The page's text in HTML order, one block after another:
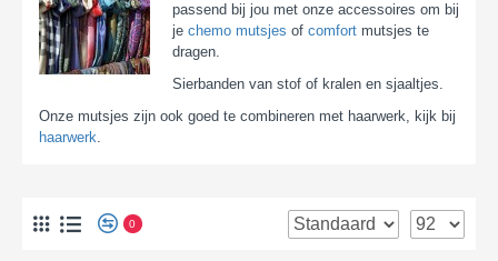
passend bij jou met onze accessoires om bij
je chemo mutsjes of comfort mutsjes te
dragen.
Sierbanden van stof of kralen en sjaaltjes.
Onze mutsjes zijn ook goed te combineren met haarwerk, kijk bij
haarwerk.
0